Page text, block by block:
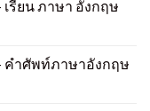
รียน ภาษา อังกฤษ
คำศัพท์ภาษาอังกฤษ